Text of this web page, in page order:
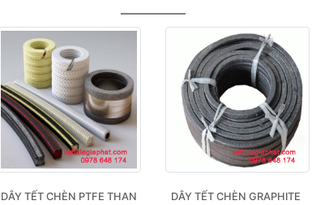
DÂY TẾT CHÈN PTFE THAN
DÂY TẾT CHÈN GRAPHITE